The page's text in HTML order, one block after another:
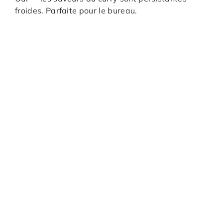
froides. Parfaite pour le bureau.